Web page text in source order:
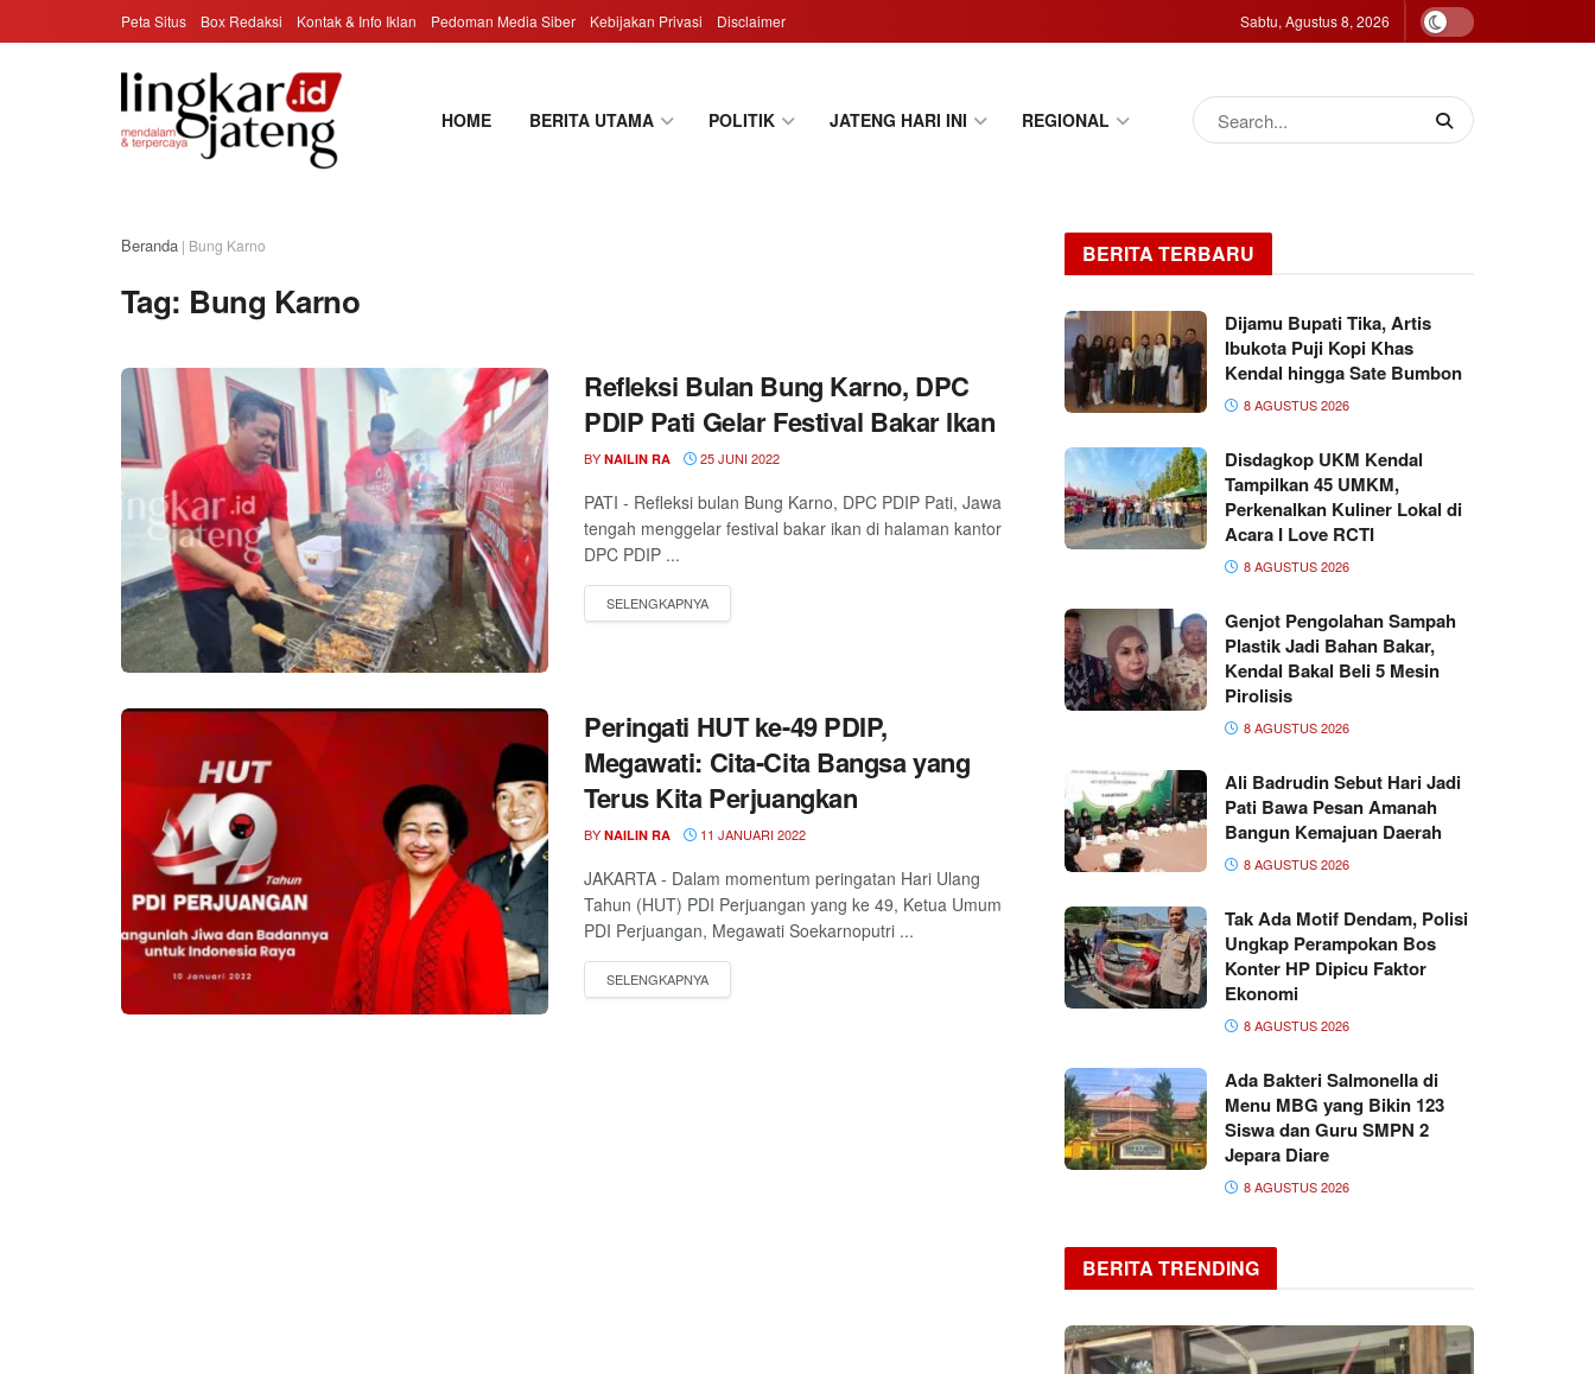
Peta Situs Box Redaksi Kontak & Info Iklan Pedoman Media Siber Kebijakan Privasi Disclaimer Sabtu, Agustus 8, 2026
HOME BERITA UTAMA POLITIK JATENG HARI INI REGIONAL
Beranda | Bung Karno
Tag: Bung Karno
Refleksi Bulan Bung Karno, DPC
PDIP Pati Gelar Festival Bakar Ikan
BY NAILIN RA 25 JUNI 2022
PATI - Refleksi bulan Bung Karno, DPC PDIP Pati, Jawa
tengah menggelar festival bakar ikan di halaman kantor
DPC PDIP ...
Peringati HUT ke-49 PDIP,
Megawati: Cita-Cita Bangsa yang
Terus Kita Perjuangkan
BY NAILIN RA 11 JANUARI 2022
JAKARTA - Dalam momentum peringatan Hari Ulang
Tahun (HUT) PDI Perjuangan yang ke 49, Ketua Umum
PDI Perjuangan, Megawati Soekarnoputri ...
BERITA TERBARU
Dijamu Bupati Tika, Artis
Ibukota Puji Kopi Khas
Kendal hingga Sate Bumbon
8 AGUSTUS 2026
Disdagkop UKM Kendal
Tampilkan 45 UMKM,
Perkenalkan Kuliner Lokal di
Acara I Love RCTI
8 AGUSTUS 2026
Genjot Pengolahan Sampah
Plastik Jadi Bahan Bakar,
Kendal Bakal Beli 5 Mesin
Pirolisis
8 AGUSTUS 2026
Ali Badrudin Sebut Hari Jadi
Pati Bawa Pesan Amanah
Bangun Kemajuan Daerah
8 AGUSTUS 2026
Tak Ada Motif Dendam, Polisi
Ungkap Perampokan Bos
Konter HP Dipicu Faktor
Ekonomi
8 AGUSTUS 2026
Ada Bakteri Salmonella di
Menu MBG yang Bikin 123
Siswa dan Guru SMPN 2
Jepara Diare
8 AGUSTUS 2026
BERITA TRENDING